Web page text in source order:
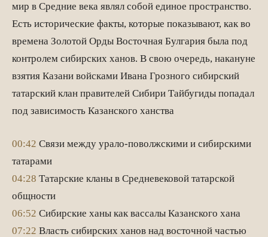
мир в Средние века являл собой единое пространство.
Есть исторические факты, которые показывают, как во
времена Золотой Орды Восточная Булгария была под
контролем сибирских ханов. В свою очередь, накануне
взятия Казани войсками Ивана Грозного сибирский
татарский клан правителей Сибири Тайбугиды попадал
под зависимость Казанского ханства
00:42 Связи между урало-поволжскими и сибирскими
татарами
04:28 Татарские кланы в Средневековой татарской
общности
06:52 Сибирские ханы как вассалы Казанского хана
07:22 Власть сибирских ханов над восточной частью